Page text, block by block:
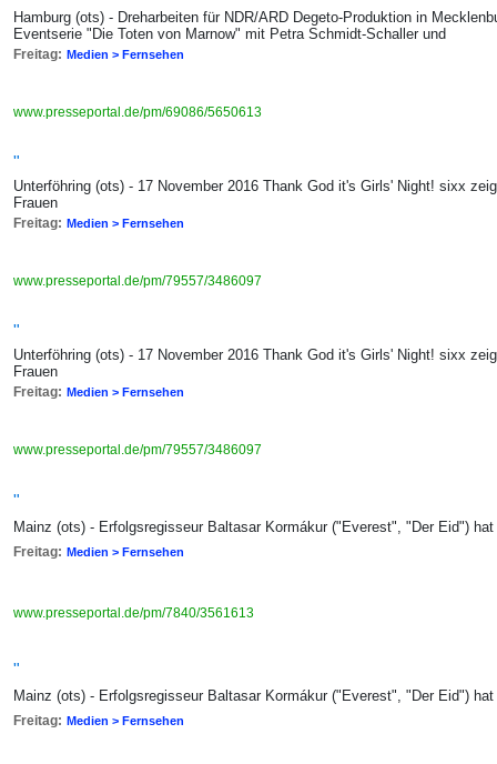
Hamburg (ots) - Dreharbeiten für NDR/ARD Degeto-Produktion in
Eventserie "Die Toten von Marnow" mit Petra Schmidt-Schaller und
Freitag: Medien > Fernsehen
www.presseportal.de/pm/69086/5650613
"
Unterföhring (ots) - 17 November 2016 Thank God it's Girls' Night! sixx
Frauen
Freitag: Medien > Fernsehen
www.presseportal.de/pm/79557/3486097
"
Unterföhring (ots) - 17 November 2016 Thank God it's Girls' Night! sixx
Frauen
Freitag: Medien > Fernsehen
www.presseportal.de/pm/79557/3486097
"
Mainz (ots) - Erfolgsregisseur Baltasar Kormákur ("Everest", "Der Eid")
Freitag: Medien > Fernsehen
www.presseportal.de/pm/7840/3561613
"
Mainz (ots) - Erfolgsregisseur Baltasar Kormákur ("Everest", "Der Eid")
Freitag: Medien > Fernsehen